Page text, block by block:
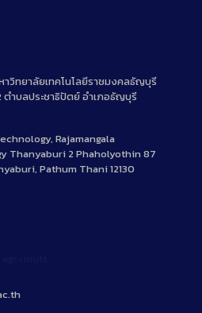
าวิทยาลัยเทคโนโลยีราชมงคลธัญบุรี
ำบลประชาธิปัตย์ อำเภอธัญบุรี
Rajamangala
Thanyaburi 2 Phaholyothin 87
Pathum Thani 12130